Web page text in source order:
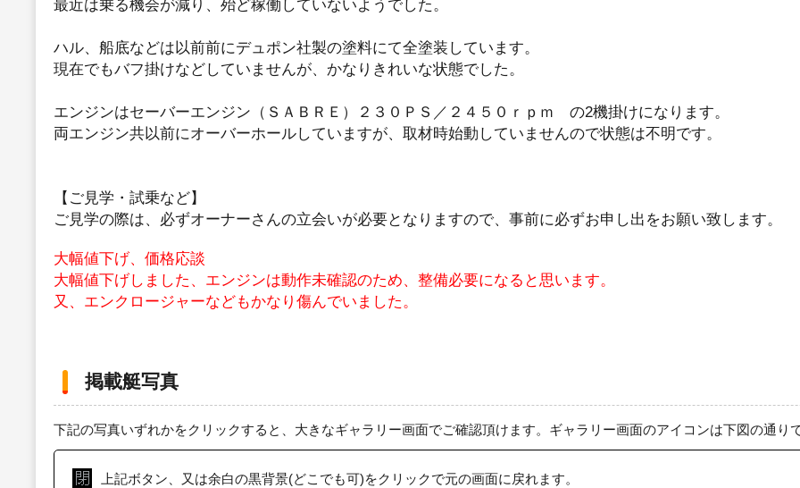
最近は乗る機会が減り、殆ど稼働していないようでした。
ハル、船底などは以前前にデュポン社製の塗料にて全塗装しています。
現在でもバフ掛けなどしていませんが、かなりきれいな状態でした。
エンジンはセーバーエンジン（ＳＡＢＲＥ）２３０ＰＳ／２４５０ｒｐｍ の2機掛けになります。
両エンジン共以前にオーバーホールしていますが、取材時始動していませんので状態は不明です。
【ご見学・試乗など】
ご見学の際は、必ずオーナーさんの立会いが必要となりますので、事前に必ずお申し出をお願い致します。
大幅値下げ、価格応談
大幅値下げしました、エンジンは動作未確認のため、整備必要になると思います。
又、エンクロージャーなどもかなり傷んでいました。
掲載艇写真
下記の写真いずれかをクリックすると、大きなギャラリー画面でご確認頂けます。ギャラリー画面のアイコンは下図の通り
上記ボタン、又は余白の黒背景(どこでも可)をクリックで元の画面に戻れます。